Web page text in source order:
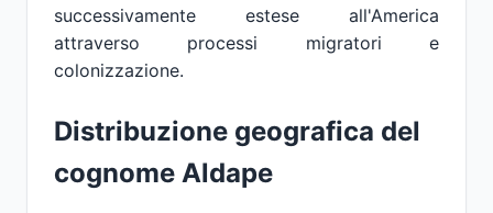
successivamente estese all'America
attraverso processi migratori e
colonizzazione.
Distribuzione geografica del
cognome Aldape